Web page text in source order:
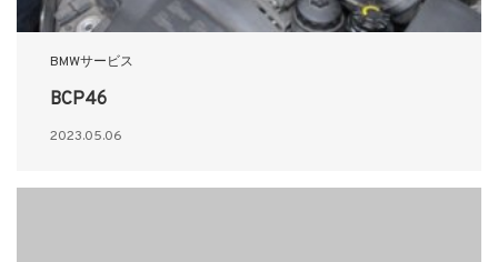
BMWサービス
BCP46
2023.05.06